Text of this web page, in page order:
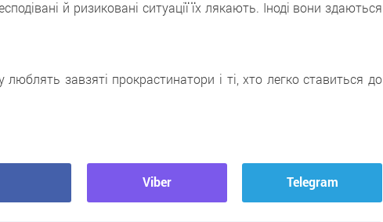
й ризиковані ситуації їх лякають. Іноді вони здаються
завзяті прокрастинатори і ті, хто легко ставиться до
Viber Telegram